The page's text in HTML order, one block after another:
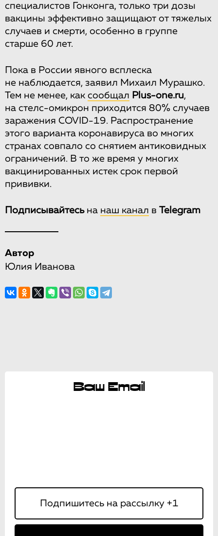
специалистов Гонконга, только три дозы
вакцины эффективно защищают от тяжелых
случаев и смерти, особенно в группе
старше 60 лет.
Пока в России явного всплеска
не наблюдается, заявил Михаил Мурашко.
Тем не менее, как сообщал Plus-one.ru,
на стелс-омикрон приходится 80% случаев
заражения COVID-19. Распространение
этого варианта коронавируса во многих
странах совпало со снятием антиковидных
ограничений. В то же время у многих
вакцинированных истек срок первой
прививки.
Подписывайтесьна наш канал в Telegram
Автор
Юлия Иванова
Ваш Email